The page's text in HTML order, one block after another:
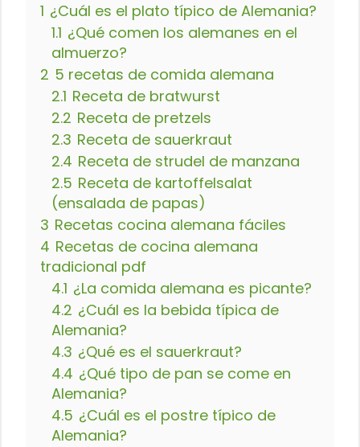
1 ¿Cuál es el plato típico de Alemania?
1.1 ¿Qué comen los alemanes en el
almuerzo?
2 5 recetas de comida alemana
2.1 Receta de bratwurst
2.2 Receta de pretzels
2.3 Receta de sauerkraut
2.4 Receta de strudel de manzana
2.5 Receta de kartoffelsalat
(ensalada de papas)
3 Recetas cocina alemana fáciles
4 Recetas de cocina alemana
tradicional pdf
4.1 ¿La comida alemana es picante?
4.2 ¿Cuál es la bebida típica de
Alemania?
4.3 ¿Qué es el sauerkraut?
4.4 ¿Qué tipo de pan se come en
Alemania?
4.5 ¿Cuál es el postre típico de
Alemania?